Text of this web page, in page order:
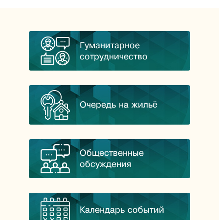
Гуманитарное
сотрудничество
Очередь на жильё
Общественные
обсуждения
Календарь событий